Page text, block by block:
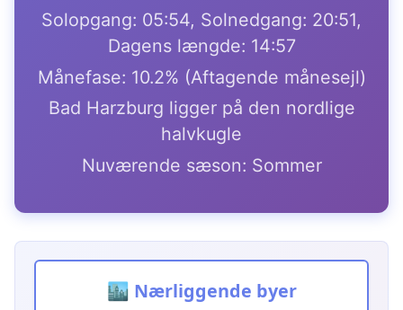
Solopgang: 05:54, Solnedgang: 20:51,
Dagens længde: 14:57
Månefase: 10.2% (Aftagende månesejl)
Bad Harzburg ligger på den nordlige
halvkugle
Nuværende sæson: Sommer
🏙️ Nærliggende byer